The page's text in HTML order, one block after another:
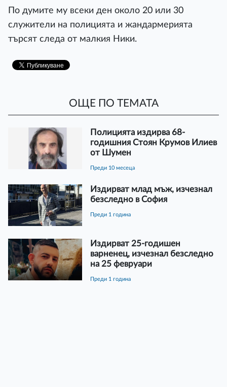
По думите му всеки ден около 20 или 30
служители на полицията и жандармерията
търсят следа от малкия Ники.
ОЩЕ ПО ТЕМАТА
Полицията издирва 68-
годишния Стоян Крумов Илиев
от Шумен
преди 10 месеца
Издирват млад мъж, изчезнал
безследно в София
преди 1 година
Издирват 25-годишен
варненец, изчезнал безследно
на 25 февруари
преди 1 година